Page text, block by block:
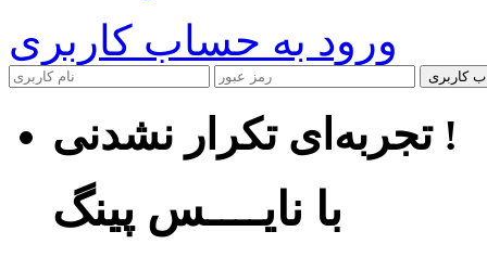
ورود به حساب کاربری
کاربری
تجربه‌ای تکرار نشدنی !
با نایــــس پینگ